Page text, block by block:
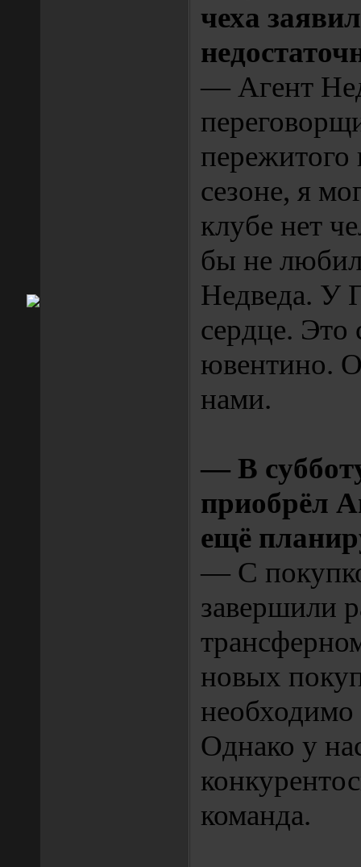
чеха
— Агент
сезоне, я
клубе нет
бы не
Недведа. У
сердце. Это
ювентино.
нами.
— В
приобрёл
ещё
— С
завершили
новых
необходимо
Однако у
команда.